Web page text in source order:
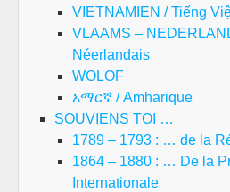
VIETNAMIEN / Tiếng
VLAAMS –
Néerlandais
WOLOF
አማርኛ / Amharique
SOUVIENS TOI …
1789 – 1793 : … de la
1864 – 1880 : … De la
Internationale